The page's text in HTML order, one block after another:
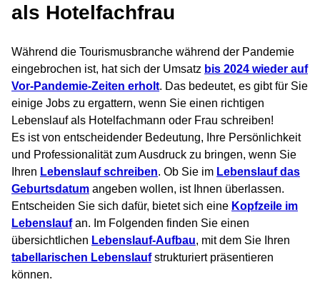
als Hotelfachfrau
Während die Tourismusbranche während der Pandemie
eingebrochen ist, hat sich der Umsatz bis 2024 wieder auf
Vor-Pandemie-Zeiten erholt. Das bedeutet, es gibt für Sie
einige Jobs zu ergattern, wenn Sie einen richtigen
Lebenslauf als Hotelfachmann oder Frau schreiben!
Es ist von entscheidender Bedeutung, Ihre Persönlichkeit
und Professionalität zum Ausdruck zu bringen, wenn Sie
Ihren Lebenslauf schreiben. Ob Sie im Lebenslauf das
Geburtsdatum angeben wollen, ist Ihnen überlassen.
Entscheiden Sie sich dafür, bietet sich eine Kopfzeile im
Lebenslaufan. Im Folgenden finden Sie einen
übersichtlichen Lebenslauf-Aufbau, mit dem Sie Ihren
tabellarischen Lebenslaufstrukturiert präsentieren
können.